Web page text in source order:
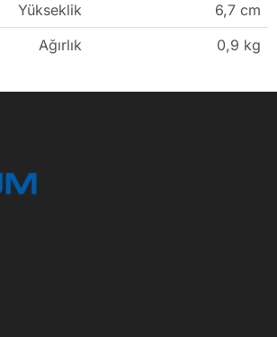
Yükseklik
6,7 cm
Ağırlık
0,9 kg